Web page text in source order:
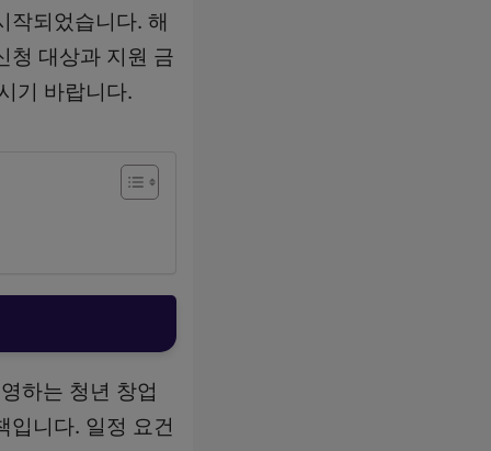
작되었습니다. 해
청 대상과 지원 금
기 바랍니다.
하는 청년 창업
입니다. 일정 요건